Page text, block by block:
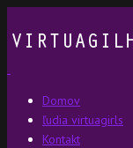
Domov
ľudia virtuagirls
Kontakt